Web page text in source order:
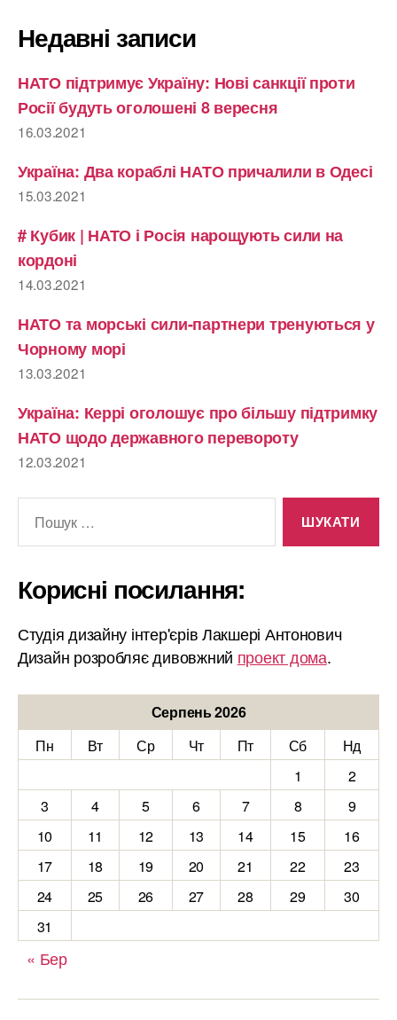
Недавні записи
НАТО підтримує Україну: Нові санкції проти
Росії будуть оголошені 8 вересня
16.03.2021
Україна: Два кораблі НАТО причалили в Одесі
15.03.2021
# Кубик | НАТО і Росія нарощують сили на
кордоні
14.03.2021
НАТО та морські сили-партнери тренуються у
Чорному морі
13.03.2021
Україна: Керрі оголошує про більшу підтримку
НАТО щодо державного перевороту
12.03.2021
Корисні посилання:
Студія дизайну інтер'єрів Лакшері Антонович
Дизайн розробляє дивовжний проект дома.
Серпень 2026
Пн
Вт Ср Чт Пт Сб
Нд
1
2
3
4 5 6 7 8
9
10
11 12 13 14 15
16
17
18 19 20 21 22
23
24
25 26 27 28 29
30
31
« Бер